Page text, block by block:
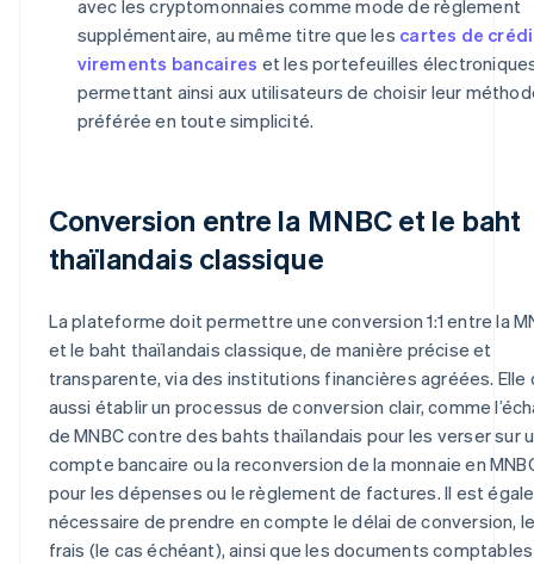
avec les cryptomonnaies comme mode de règlement
supplémentaire, au même titre que les cartes de
virements bancaires et les portefeuilles
permettant ainsi aux utilisateurs de choisir leur
préférée en toute simplicité.
Conversion entre la MNBC et le baht
thaïlandais classique
La plateforme doit permettre une conversion 1:1 entre la
et le baht thaïlandais classique, de manière précise et
transparente, via des institutions financières agréées. Elle
aussi établir un processus de conversion clair, comme
de MNBC contre des bahts thaïlandais pour les verser sur
compte bancaire ou la reconversion de la monnaie en
pour les dépenses ou le règlement de factures. Il est
nécessaire de prendre en compte le délai de conversion,
frais (le cas échéant), ainsi que les documents